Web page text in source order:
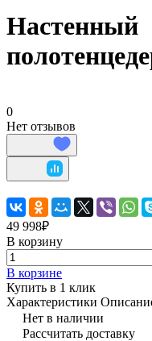
Настенный
0
Нет отзывов
49 998₽
В корзину
В корзине
Купить в 1 клик
Характеристики
Нет в наличии
Рассчитать доставку